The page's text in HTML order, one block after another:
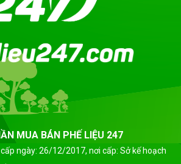
MUA BÁN PHẾ LIỆU 247
ngày: 26/12/2017, nơi cấp: Sở kế hoạch